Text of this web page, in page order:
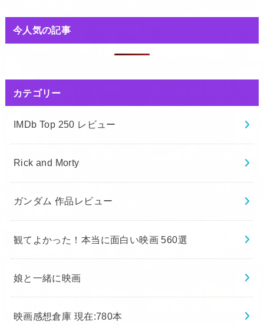
今人気の記事
カテゴリー
IMDb Top 250 レビュー
Rick and Morty
ガンダム 作品レビュー
観てよかった！本当に面白い映画 560選
娘と一緒に映画
映画感想倉庫 現在:780本